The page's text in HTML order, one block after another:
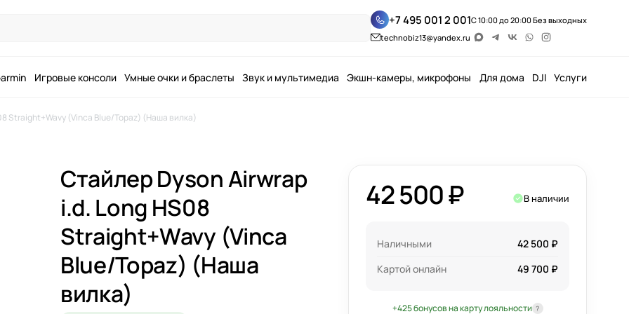
+7 495 001 2 001С 10:00 до 20:00 Без выходных
technobiz13@yandex.ru
Игровые консоли Умные очки и браслеты Звук и мультимедиа Экшн-камеры, микрофоны Для дома DJI Услуги
Straight+Wavy (Vinca Blue/Topaz) (Наша вилка)
Стайлер Dyson Airwrap
i.d. Long HS08
Straight+Wavy (Vinca
Blue/Topaz) (Наша
вилка)
42 500 ₽ В наличии
Наличными
42 500 ₽
Картой онлайн
49 700 ₽
+425 бонусов на карту лояльности ?